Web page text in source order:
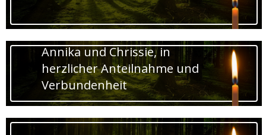
Annika und Chrissie, in
herzlicher Anteilnahme und
Verbundenheit